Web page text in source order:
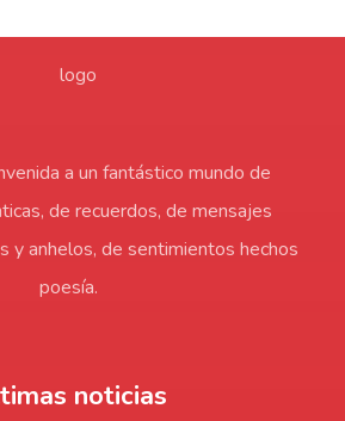
a un fantástico mundo de
de recuerdos, de mensajes
y anhelos, de sentimientos hechos
poesía.
noticias